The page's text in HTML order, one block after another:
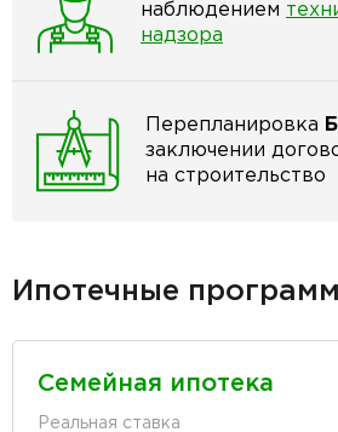
наблюдением
надзора
Перепланировка
заключении
на строительство
Ипотечные
Семейная ипотека
Реальная ставка